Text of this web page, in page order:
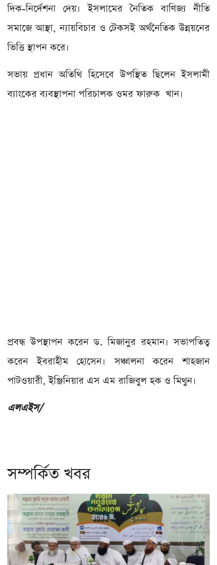
দিক-নির্দেশনা দেয়। ইসলামের নৈতিক বাণিজ্য নীতি
সমাজে আস্থা, ন্যায়বিচার ও টেকসই অর্থনৈতিক উন্নয়নের
ভিত্তি স্থাপন করে।
সভায় প্রধান অতিথি হিসেবে উপস্থিত ছিলেন ইসলামী
ব্যাংকের ব্যবস্থাপনা পরিচালক ওমর ফারুক খান।
প্রবন্ধ উপস্থাপন করেন ড. মিজানুর রহমান। সভাপতিত্ব
করেন ইবরাহীম হোসেন। সঞ্চালনা করেন শাহজান
পাটওয়ারী, ইঞ্জিনিয়ার এস এম রাজিবুল হক ও মিথুন।
এলএইস/
সম্পর্কিত খবর